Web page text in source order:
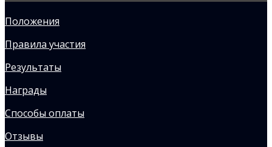
Положения
Правила участия
Результаты
Награды
Способы оплаты
Отзывы